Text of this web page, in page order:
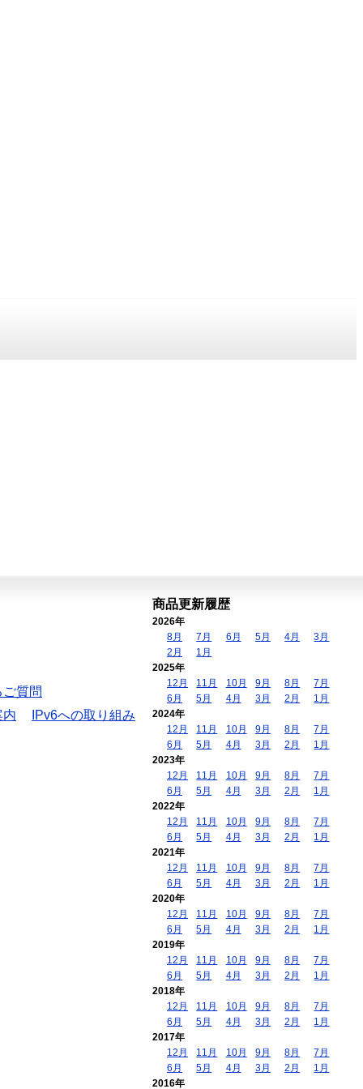
質問
内
IPv6への取り組み
商品更新履歴
2026年
8月
7月 6月 5月 4月
3月
2月
1月
2025年
12月
11月 10月 9月 8月
7月
6月
5月 4月 3月 2月
1月
2024年
12月
11月 10月 9月 8月
7月
6月
5月 4月 3月 2月
1月
2023年
12月
11月 10月 9月 8月
7月
6月
5月 4月 3月 2月
1月
2022年
12月
11月 10月 9月 8月
7月
6月
5月 4月 3月 2月
1月
2021年
12月
11月 10月 9月 8月
7月
6月
5月 4月 3月 2月
1月
2020年
12月
11月 10月 9月 8月
7月
6月
5月 4月 3月 2月
1月
2019年
12月
11月 10月 9月 8月
7月
6月
5月 4月 3月 2月
1月
2018年
12月
11月 10月 9月 8月
7月
6月
5月 4月 3月 2月
1月
2017年
12月
11月 10月 9月 8月
7月
6月
5月 4月 3月 2月
1月
2016年